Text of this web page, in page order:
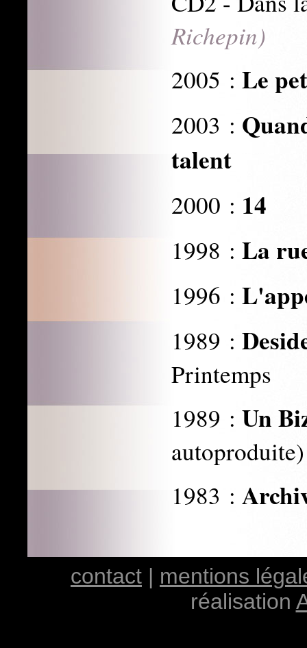
Richepin)
2005 : Le
2003 :
talent
2000 : 14
1998 : La
1996 :
1989 :
Printemps
1989 : Un
autoproduite)
1983 :
contact | mentions
réalisation